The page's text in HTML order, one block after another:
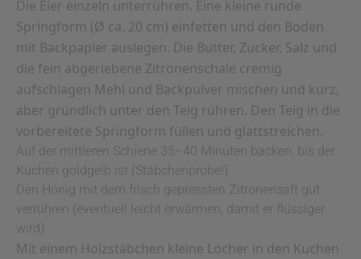
Die Eier einzeln unterrühren. Eine kleine runde
Springform (Ø ca. 20 cm) einfetten und den Boden
mit Backpapier auslegen. Die Butter, Zucker, Salz und
die fein abgeriebene Zitronenschale cremig
aufschlagen Mehl und Backpulver mischen und kurz,
aber gründlich unter den Teig rühren. Den Teig in die
vorbereitete Springform füllen und glattstreichen.
Auf der mittleren Schiene 35–40 Minuten backen, bis der
Kuchen goldgelb ist (Stäbchenprobe!).
Den Honig mit dem frisch gepressten Zitronensaft gut
verrühren (eventuell leicht erwärmen, damit er flüssiger
wird).
Mit einem Holzstäbchen kleine Löcher in den Kuchen